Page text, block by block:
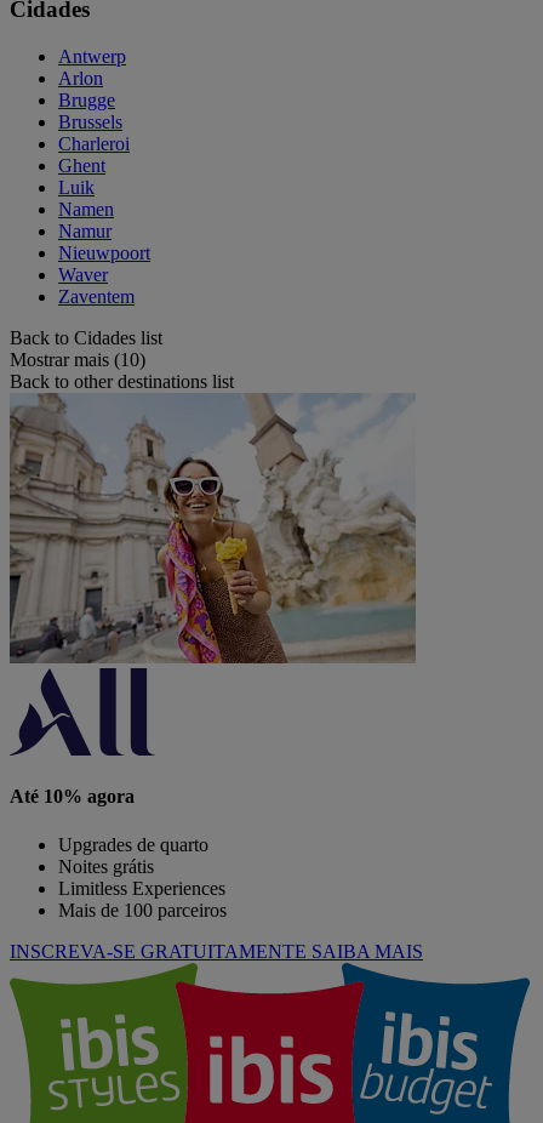
Cidades
Antwerp
Arlon
Brugge
Brussels
Charleroi
Ghent
Luik
Namen
Namur
Nieuwpoort
Waver
Zaventem
Back to Cidades list
Mostrar mais (10)
Back to other destinations list
Até 10% agora
Upgrades de quarto
Noites grátis
Limitless Experiences
Mais de 100 parceiros
INSCREVA-SE GRATUITAMENTE SAIBA MAIS